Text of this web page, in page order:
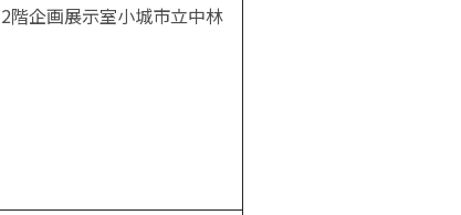
企画展示室小城市立中林